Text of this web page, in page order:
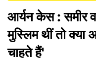
आर्यन केस : समीर
मुस्लिम थीं तो क्या
चाहते हैं'